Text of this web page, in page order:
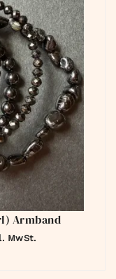
Armband
MwSt.